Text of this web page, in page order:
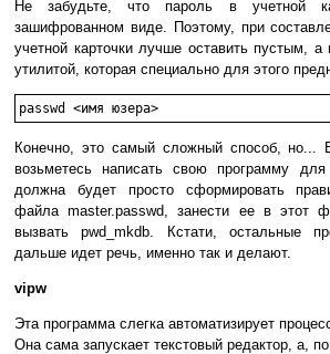
Не забудьте, что пароль в учетной
зашифрованном виде. Поэтому, при
учетной карточки лучше оставить пустым, а
утилитой, которая специально для этого
passwd <имя юзера>
Конечно, это самый сложный способ, но...
возьметесь написать свою программу
должна будет просто сформировать
файла master.passwd, занести ее в этот
вызвать pwd_mkdb. Кстати, остальные
дальше идет речь, именно так и делают.
vipw
Эта программа слегка автоматизирует
Она сама запускает текстовый редактор, а,